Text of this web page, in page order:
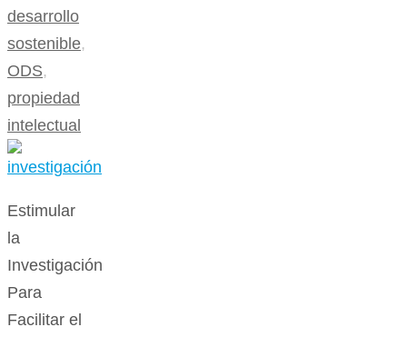
desarrollo
sostenible,
ODS,
propiedad
intelectual
Estimular
la
Investigación
Para
Facilitar el